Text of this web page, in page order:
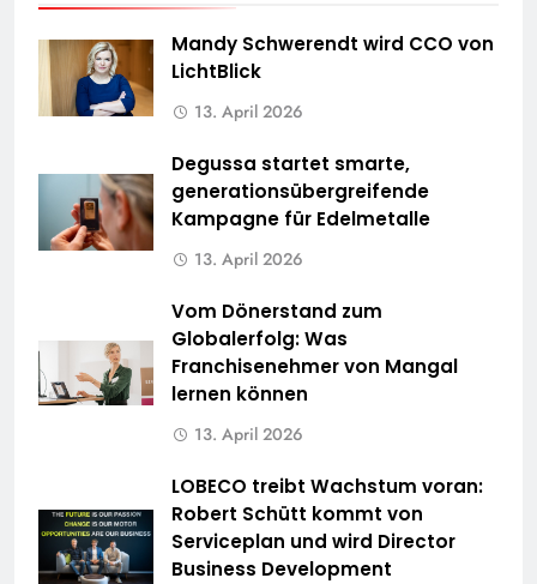
Mandy Schwerendt wird CCO von
LichtBlick
13. April 2026
Degussa startet smarte,
generationsübergreifende
Kampagne für Edelmetalle
13. April 2026
Vom Dönerstand zum
Globalerfolg: Was
Franchisenehmer von Mangal
lernen können
13. April 2026
LOBECO treibt Wachstum voran:
Robert Schütt kommt von
Serviceplan und wird Director
Business Development